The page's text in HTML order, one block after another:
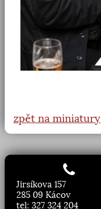
zpět na miniatury
Jirsíkova 157
285 09 Kácov
tel: 327 324 204